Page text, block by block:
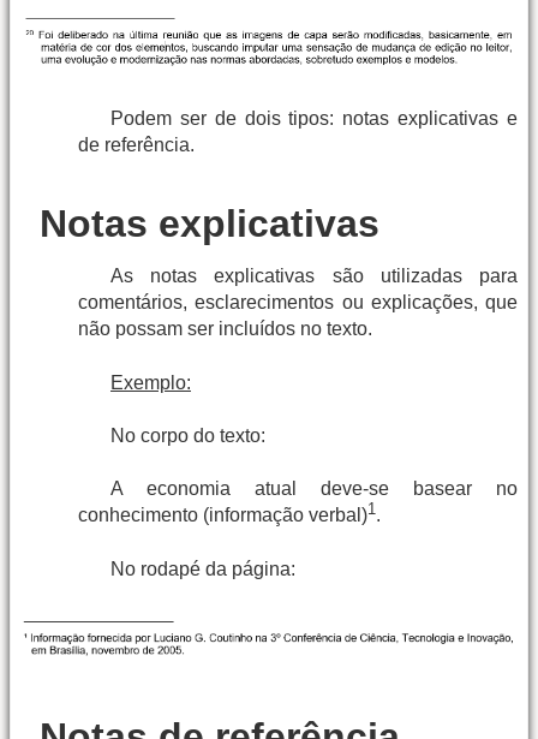
Podem ser de dois tipos: notas explicativas e
de referência.
Notas explicativas
As notas explicativas são utilizadas para
comentários, esclarecimentos ou explicações, que
não possam ser incluídos no texto.
Exemplo:
No corpo do texto:
A economia atual deve-se basear no
conhecimento (informação verbal)1.
No rodapé da página: